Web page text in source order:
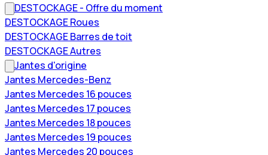
DESTOCKAGE - Offre du moment
DESTOCKAGE Roues
DESTOCKAGE Barres de toit
DESTOCKAGE Autres
Jantes d'origine
Jantes Mercedes-Benz
Jantes Mercedes 16 pouces
Jantes Mercedes 17 pouces
Jantes Mercedes 18 pouces
Jantes Mercedes 19 pouces
Jantes Mercedes 20 pouces